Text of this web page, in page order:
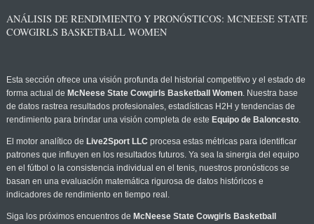
ANÁLISIS DE RENDIMIENTO Y PRONÓSTICOS: MCNEESE STATE
COWGIRLS BASKETBALL WOMEN
Esta sección ofrece una visión profunda del historial competitivo y el estado de
forma actual de McNeese State Cowgirls Basketball Women. Nuestra base
de datos rastrea resultados profesionales, estadísticas H2H y tendencias de
rendimiento para brindar una visión completa de este Equipo de Baloncesto.
El motor analítico de Live2Sport LLC procesa estas métricas para identificar
patrones que influyen en los resultados futuros. Ya sea la sinergia del equipo
en el fútbol o la consistencia individual en el tenis, nuestros pronósticos se
basan en una evaluación matemática rigurosa de datos históricos e
indicadores de rendimiento en tiempo real.
Siga los próximos encuentros de McNeese State Cowgirls Basketball